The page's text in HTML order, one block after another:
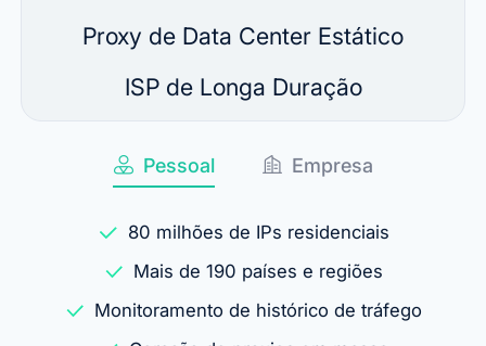
Proxy de Data Center Estático
ISP de Longa Duração
Pessoal Empresa
80 milhões de IPs residenciais
Mais de 190 países e regiões
Monitoramento de histórico de tráfego